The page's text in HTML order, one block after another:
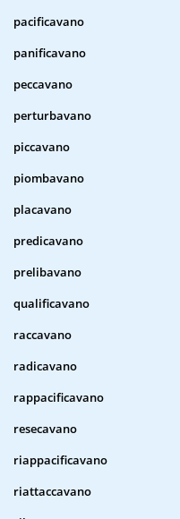
pacificavano
panificavano
peccavano
perturbavano
piccavano
piombavano
placavano
predicavano
prelibavano
qualificavano
raccavano
radicavano
rappacificavano
resecavano
riappacificavano
riattaccavano